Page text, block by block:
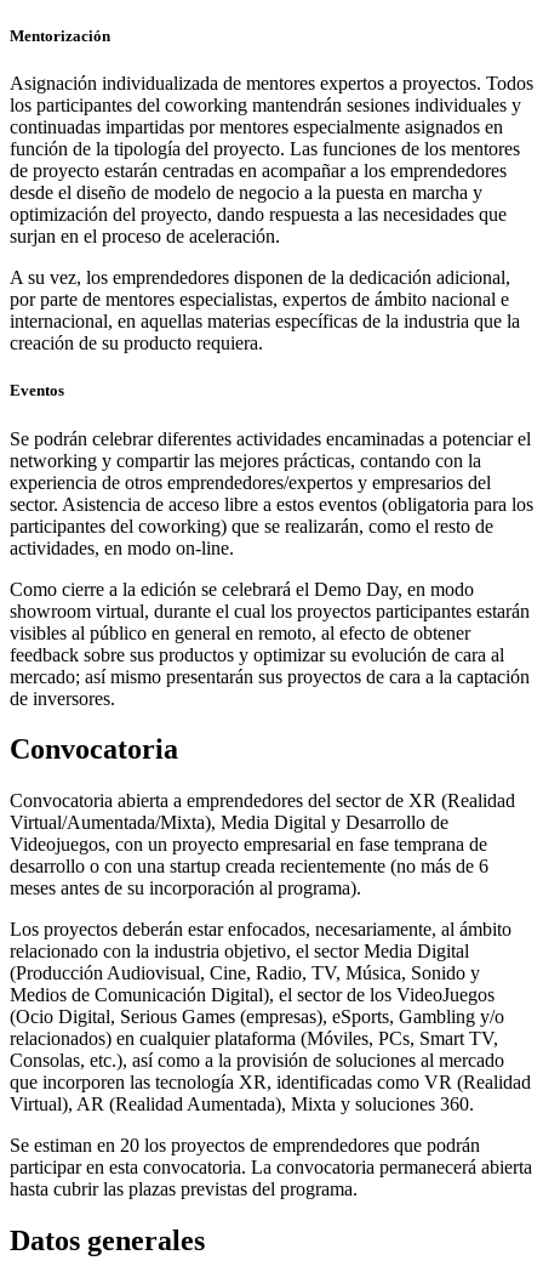
Mentorización
Asignación individualizada de mentores expertos a proyectos. Todos
los participantes del coworking mantendrán sesiones individuales y
continuadas impartidas por mentores especialmente asignados en
función de la tipología del proyecto. Las funciones de los mentores
de proyecto estarán centradas en acompañar a los emprendedores
desde el diseño de modelo de negocio a la puesta en marcha y
optimización del proyecto, dando respuesta a las necesidades que
surjan en el proceso de aceleración.
A su vez, los emprendedores disponen de la dedicación adicional,
por parte de mentores especialistas, expertos de ámbito nacional e
internacional, en aquellas materias específicas de la industria que la
creación de su producto requiera.
Eventos
Se podrán celebrar diferentes actividades encaminadas a potenciar el
networking y compartir las mejores prácticas, contando con la
experiencia de otros emprendedores/expertos y empresarios del
sector. Asistencia de acceso libre a estos eventos (obligatoria para los
participantes del coworking) que se realizarán, como el resto de
actividades, en modo on-line.
Como cierre a la edición se celebrará el Demo Day, en modo
showroom virtual, durante el cual los proyectos participantes estarán
visibles al público en general en remoto, al efecto de obtener
feedback sobre sus productos y optimizar su evolución de cara al
mercado; así mismo presentarán sus proyectos de cara a la captación
de inversores.
Convocatoria
Convocatoria abierta a emprendedores del sector de XR (Realidad
Virtual/Aumentada/Mixta), Media Digital y Desarrollo de
Videojuegos, con un proyecto empresarial en fase temprana de
desarrollo o con una startup creada recientemente (no más de 6
meses antes de su incorporación al programa).
Los proyectos deberán estar enfocados, necesariamente, al ámbito
relacionado con la industria objetivo, el sector Media Digital
(Producción Audiovisual, Cine, Radio, TV, Música, Sonido y
Medios de Comunicación Digital), el sector de los VideoJuegos
(Ocio Digital, Serious Games (empresas), eSports, Gambling y/o
relacionados) en cualquier plataforma (Móviles, PCs, Smart TV,
Consolas, etc.), así como a la provisión de soluciones al mercado
que incorporen las tecnología XR, identificadas como VR (Realidad
Virtual), AR (Realidad Aumentada), Mixta y soluciones 360.
Se estiman en 20 los proyectos de emprendedores que podrán
participar en esta convocatoria. La convocatoria permanecerá abierta
hasta cubrir las plazas previstas del programa.
Datos generales